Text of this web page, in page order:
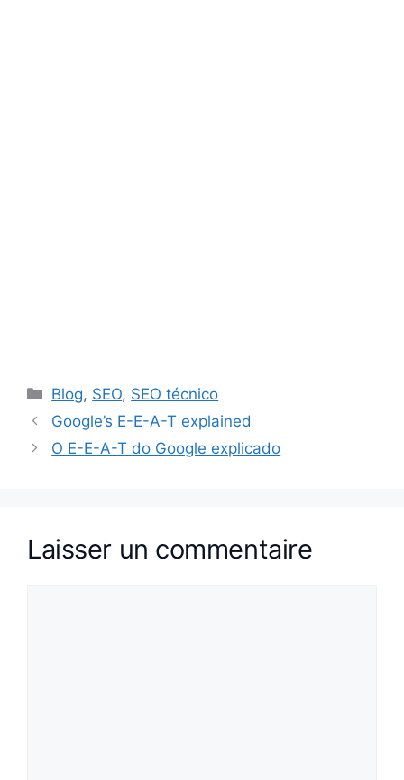
Catégories
Blog, SEO, SEO técnico
Google’s E-E-A-T explained
O E-E-A-T do Google explicado
Laisser un commentaire